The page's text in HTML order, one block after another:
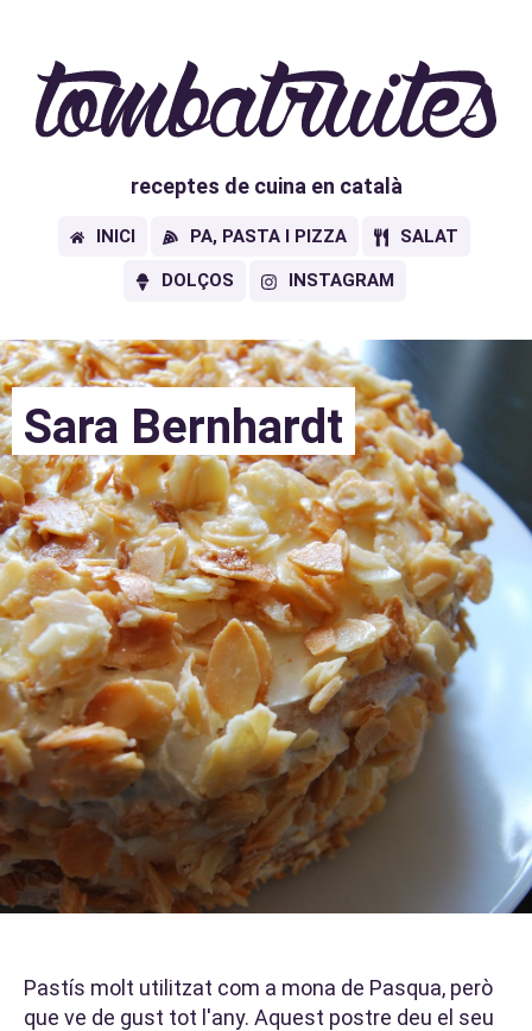
receptes de cuina en català
INICI PA, PASTA I PIZZA SALAT
DOLÇOS INSTAGRAM
Sara Bernhardt
Pastís molt utilitzat com a mona de Pasqua, però
que ve de gust tot l'any. Aquest postre deu el seu